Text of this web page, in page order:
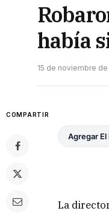
había
15 de noviembre de
COMPARTIR
Agregar
La